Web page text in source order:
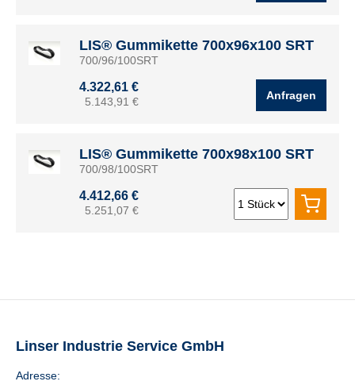
LIS® Gummikette 700x96x100 SRT
700/96/100SRT
4.322,61 €
5.143,91 € Anfragen
LIS® Gummikette 700x98x100 SRT
700/98/100SRT
4.412,66 €
5.251,07 €
Linser Industrie Service GmbH
Adresse: